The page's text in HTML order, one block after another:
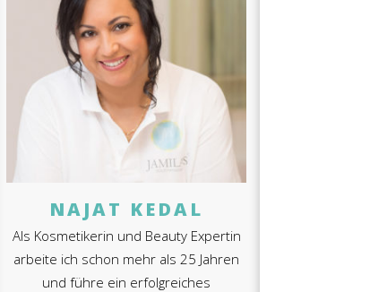
NAJAT KEDAL
Als Kosmetikerin und Beauty Expertin
arbeite ich schon mehr als 25 Jahren
und führe ein erfolgreiches